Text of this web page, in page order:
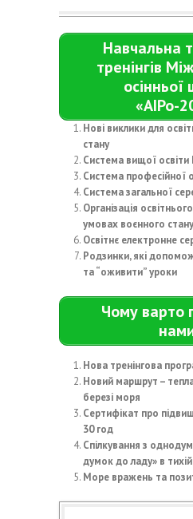
Навчальна
тренінгів
«АІРо-
Нові виклики для
стану
Система вищої освіти
Система професійної
Система загальної
Організація
умовах воєнного стану
Освітнє електронне
Родзинки, які
та “оживити” уроки
Чому варто
Нова тренінгова
Новий маршрут –
березі моря
Сертифікат про
30 год
Спілкування з
думок до ладу» в тихій
Море вражень та